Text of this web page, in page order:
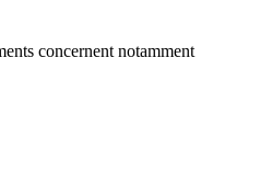
concernent notamment